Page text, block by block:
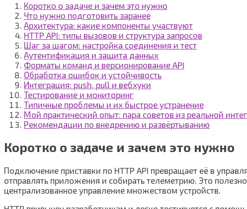
Коротко о задаче и зачем это нужно
Что нужно подготовить заранее
Архитектура: какие компоненты участвуют
HTTP API: типы вызовов и структура запросов
Шаг за шагом: настройка соединения и тест
Аутентификация и защита данных
Форматы команд и версионирование API
Обработка ошибок и устойчивость
Интеграция: push, pull и вебхуки
Тестирование и мониторинг
Типичные проблемы и их быстрое устранение
Мой практический опыт: пара советов из реальной
Рекомендации по внедрению и развёртыванию
Коротко о задаче и зачем это нужно
Подключение приставки по HTTP API превращает её в
отправлять приложения и собирать телеметрию. Это
централизованное управление множеством устройств.